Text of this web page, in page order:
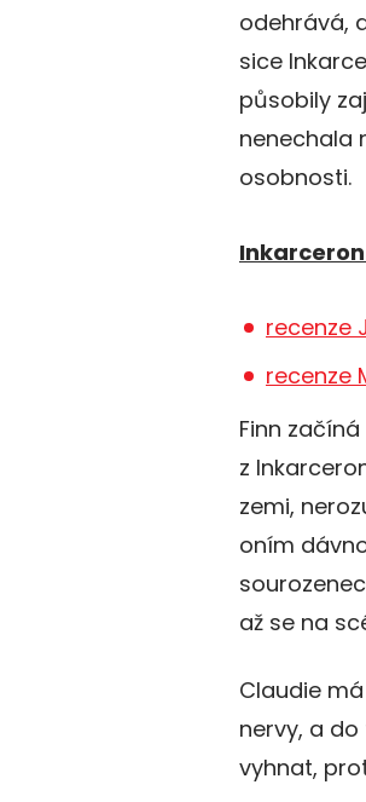
odehrává,
sice
působily
nenechala
osobnosti.
Inkarceron
recenze
recenze
Finn
z
zemi,
oním
až se na
Claudie
nervy, a
vyhnat,